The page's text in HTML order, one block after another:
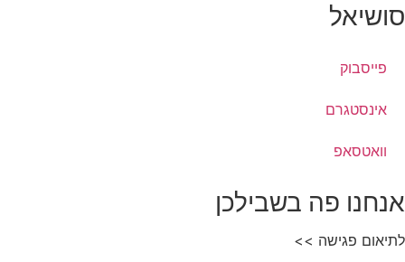
פייסבוק
אינסטגרם
וואטסאפ
אנחנו פה בשבילכן